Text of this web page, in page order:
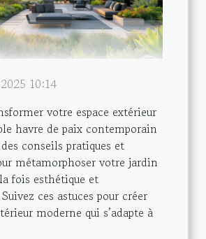
10:14
votre espace extérieur
havre de paix contemporain
conseils pratiques et
métamorphoser votre jardin
fois esthétique et
ces astuces pour créer
moderne qui s’adapte à